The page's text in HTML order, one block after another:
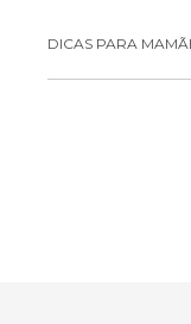
DICAS PARA